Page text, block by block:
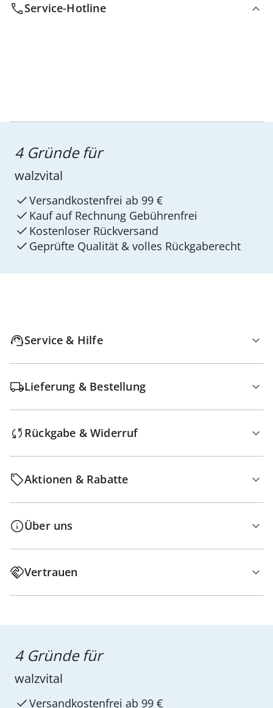
Service-Hotline
4 Gründe für
walzvital
Versandkostenfrei ab 99 €
Kauf auf Rechnung Gebührenfrei
Kostenloser Rückversand
Geprüfte Qualität & volles Rückgaberecht
Service & Hilfe
Lieferung & Bestellung
Rückgabe & Widerruf
Aktionen & Rabatte
Über uns
Vertrauen
4 Gründe für
walzvital
Versandkostenfrei ab 99 €